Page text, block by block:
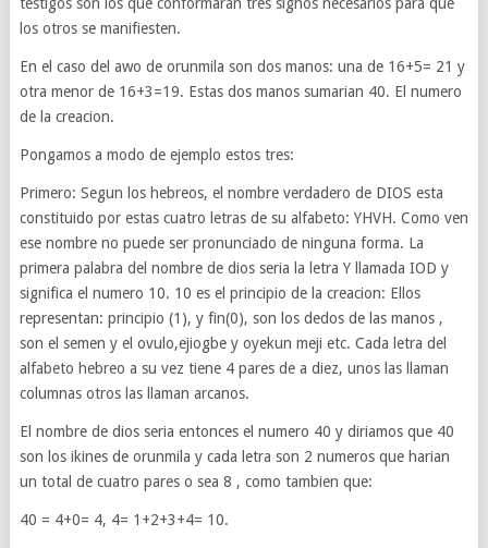
los otros se manifiesten.
En el caso del awo de orunmila son dos manos: una de 16+5= 21 y
otra menor de 16+3=19. Estas dos manos sumarian 40. El numero
de la creacion.
Pongamos a modo de ejemplo estos tres:
Primero: Segun los hebreos, el nombre verdadero de DIOS esta
constituido por estas cuatro letras de su alfabeto: YHVH. Como ven
ese nombre no puede ser pronunciado de ninguna forma. La
primera palabra del nombre de dios seria la letra Y llamada IOD y
significa el numero 10. 10 es el principio de la creacion: Ellos
representan: principio (1), y fin(0), son los dedos de las manos ,
son el semen y el ovulo,ejiogbe y oyekun meji etc. Cada letra del
alfabeto hebreo a su vez tiene 4 pares de a diez, unos las llaman
columnas otros las llaman arcanos.
El nombre de dios seria entonces el numero 40 y diriamos que 40
son los ikines de orunmila y cada letra son 2 numeros que harian
un total de cuatro pares o sea 8 , como tambien que:
40 = 4+0= 4, 4= 1+2+3+4= 10.